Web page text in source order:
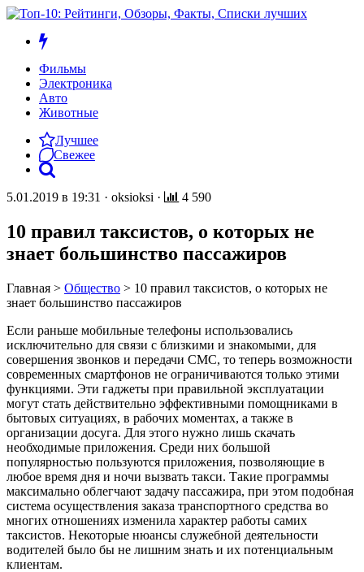
Фильмы
Электроника
Авто
Животные
Лучшее
Свежее
5.01.2019 в 19:31 · oksioksi · 4 590
10 правил таксистов, о которых не
знает большинство пассажиров
Главная > Общество > 10 правил таксистов, о которых не
знает большинство пассажиров
Если раньше мобильные телефоны использовались
исключительно для связи с близкими и знакомыми, для
совершения звонков и передачи СМС, то теперь возможности
современных смартфонов не ограничиваются только этими
функциями. Эти гаджеты при правильной эксплуатации
могут стать действительно эффективными помощниками в
бытовых ситуациях, в рабочих моментах, а также в
организации досуга. Для этого нужно лишь скачать
необходимые приложения. Среди них большой
популярностью пользуются приложения, позволяющие в
любое время дня и ночи вызвать такси. Такие программы
максимально облегчают задачу пассажира, при этом подобная
система осуществления заказа транспортного средства во
многих отношениях изменила характер работы самих
таксистов. Некоторые нюансы служебной деятельности
водителей было бы не лишним знать и их потенциальным
клиентам.